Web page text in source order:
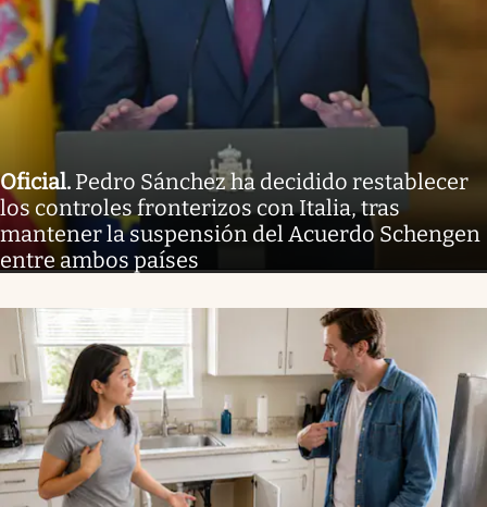
Oficial. Pedro Sánchez ha decidido restablecer
los controles fronterizos con Italia, tras
mantener la suspensión del Acuerdo Schengen
entre ambos países